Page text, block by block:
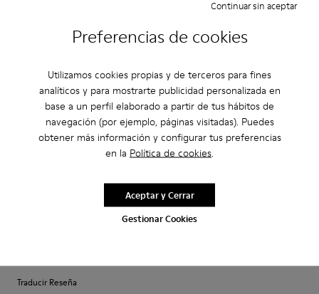
Preferencias de cookies
Utilizamos cookies propias y de terceros para fines
analíticos y para mostrarte publicidad personalizada en
base a un perfil elaborado a partir de tus hábitos de
navegación (por ejemplo, páginas visitadas). Puedes
obtener más información y configurar tus preferencias
en la Política de cookies.
Gestionar Cookies
Continuar sin aceptar
Aceptar y Cerrar
Ajuste
Ancho
Estrecho
hace 3 años
Fast wie Barfußlaufen:-)
Traducir Reseña